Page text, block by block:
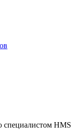
специалистом HMS